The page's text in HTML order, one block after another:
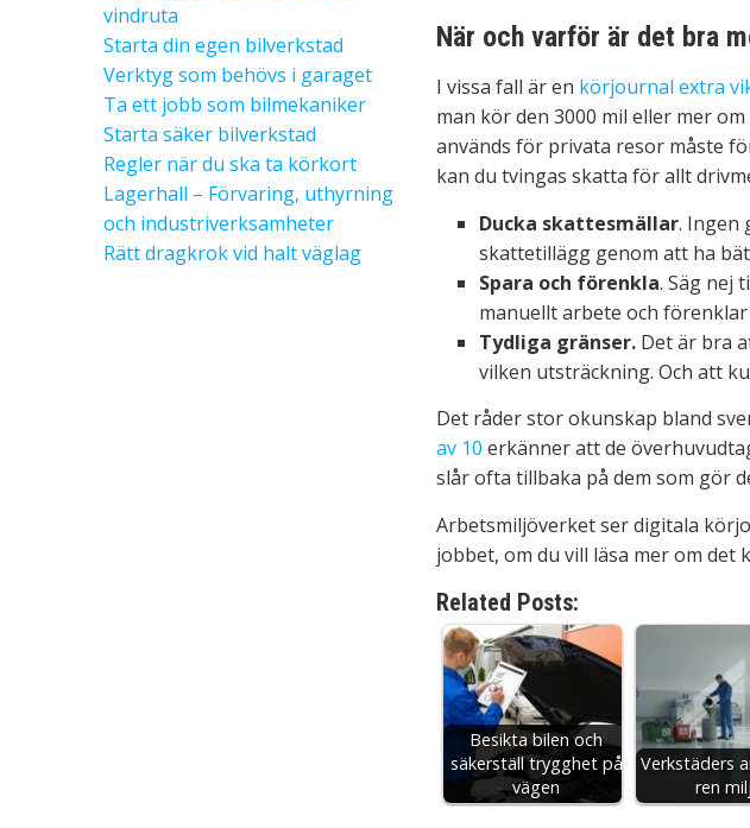
vindruta
Starta din egen bilverkstad
Verktyg som behövs i garaget
Ta ett jobb som bilmekaniker
Starta säker bilverkstad
Regler när du ska ta körkort
Lagerhall – Förvaring, uthyrning
och industriverksamheter
Rätt dragkrok vid halt väglag
När och varför är det bra
I vissa fall är en körjournal extra
man kör den 3000 mil eller mer
används för privata resor måste
kan du tvingas skatta för allt
Ducka skattesmällar. Ingen
skattetillägg genom att ha
Spara och förenkla. Säg nej
manuellt arbete och
Tydliga gränser. Det är bra
vilken utsträckning. Och att
Det råder stor okunskap bland
av 10 erkänner att de
slår ofta tillbaka på dem som gör
Arbetsmiljöverket ser digitala
jobbet, om du vill läsa mer om det
Related Posts:
Besikta bilen och
säkerställ trygghet på
vägen
Verkstäders
ren